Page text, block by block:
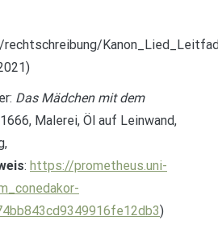
Das Mädchen mit dem
Malerei, Öl auf Leinwand,
: https://prometheus.uni-
)